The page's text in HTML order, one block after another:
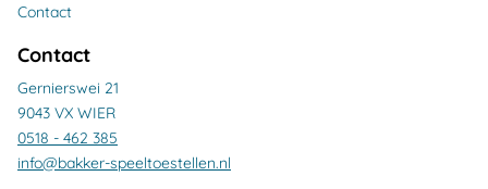
Contact
Contact
Gernierswei 21
9043 VX WIER
0518 - 462 385
info@bakker-speeltoestellen.nl